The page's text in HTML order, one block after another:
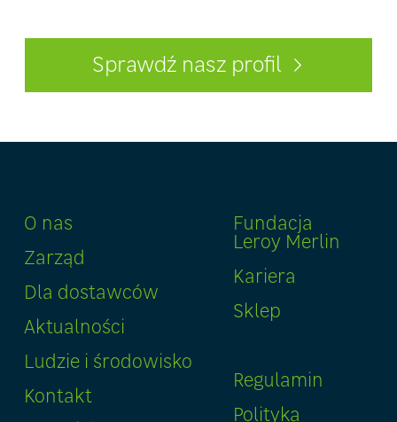
Sprawdź nasz profil
O nas
Zarząd
Dla dostawców
Aktualności
Ludzie i środowisko
Kontakt
Fundacja
Leroy Merlin
Kariera
Sklep
Regulamin
Polityka